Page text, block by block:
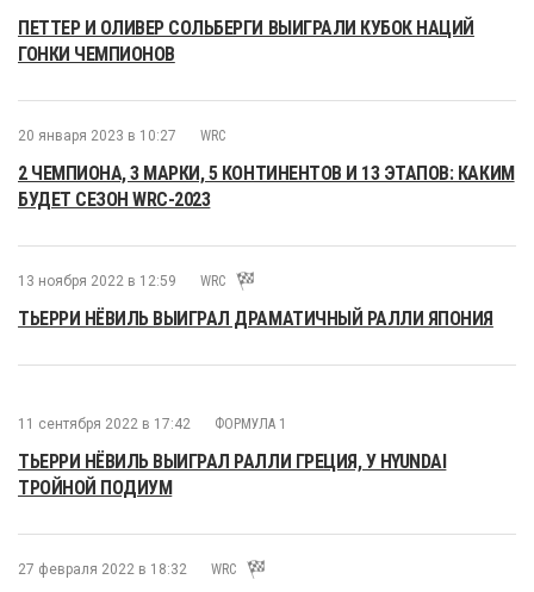
ПЕТТЕР И ОЛИВЕР СОЛЬБЕРГИ ВЫИГРАЛИ КУБОК НАЦИЙ
ГОНКИ ЧЕМПИОНОВ
20 января 2023 в 10:27 WRC
2 ЧЕМПИОНА, 3 МАРКИ, 5 КОНТИНЕНТОВ И 13 ЭТАПОВ: КАКИМ
БУДЕТ СЕЗОН WRC-2023
13 ноября 2022 в 12:59 WRC
ТЬЕРРИ НЁВИЛЬ ВЫИГРАЛ ДРАМАТИЧНЫЙ РАЛЛИ ЯПОНИЯ
11 сентября 2022 в 17:42 ФОРМУЛА 1
ТЬЕРРИ НЁВИЛЬ ВЫИГРАЛ РАЛЛИ ГРЕЦИЯ, У HYUNDAI
ТРОЙНОЙ ПОДИУМ
27 февраля 2022 в 18:32 WRC